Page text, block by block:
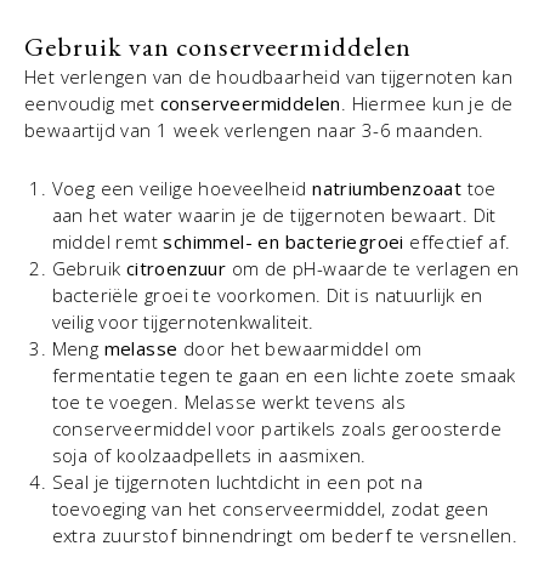
Gebruik van conserveermiddelen
Het verlengen van de houdbaarheid van tijgernoten kan
eenvoudig met conserveermiddelen. Hiermee kun je de
bewaartijd van 1 week verlengen naar 3-6 maanden.
Voeg een veilige hoeveelheidnatriumbenzoaat toe
aan het water waarin je de tijgernoten bewaart. Dit
middel remtschimmel- en bacteriegroei effectief af.
Gebruik citroenzuur om de pH-waarde te verlagen en
bacteriële groei te voorkomen. Dit is natuurlijk en
veilig voor tijgernotenkwaliteit.
Meng melasse door het bewaarmiddel om
fermentatie tegen te gaan en een lichte zoete smaak
toe te voegen. Melasse werkt tevens als
conserveermiddel voor partikels zoals geroosterde
soja of koolzaadpellets in aasmixen.
Seal je tijgernoten luchtdicht in een pot na
toevoeging van het conserveermiddel, zodat geen
extra zuurstof binnendringt om bederf te versnellen.